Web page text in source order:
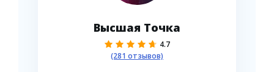
Высшая Точка
4.7
(281 отзывов)